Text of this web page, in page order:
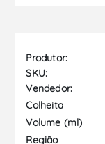
Produtor:
SKU:
Vendedor:
Colheita
Volume (ml)
Região